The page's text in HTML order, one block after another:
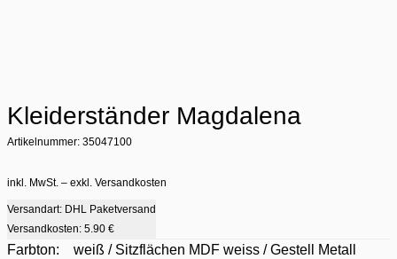
Kleiderständer Magdalena
Artikelnummer: 35047100
inkl. MwSt. – exkl. Versandkosten
Versandart: DHL Paketversand
Versandkosten: 5.90 €
Farbton:
weiß / Sitzflächen MDF weiss / Gestell Metall